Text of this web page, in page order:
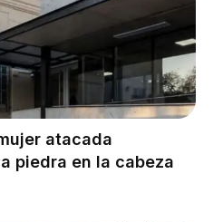
atacada
piedra en la cabeza